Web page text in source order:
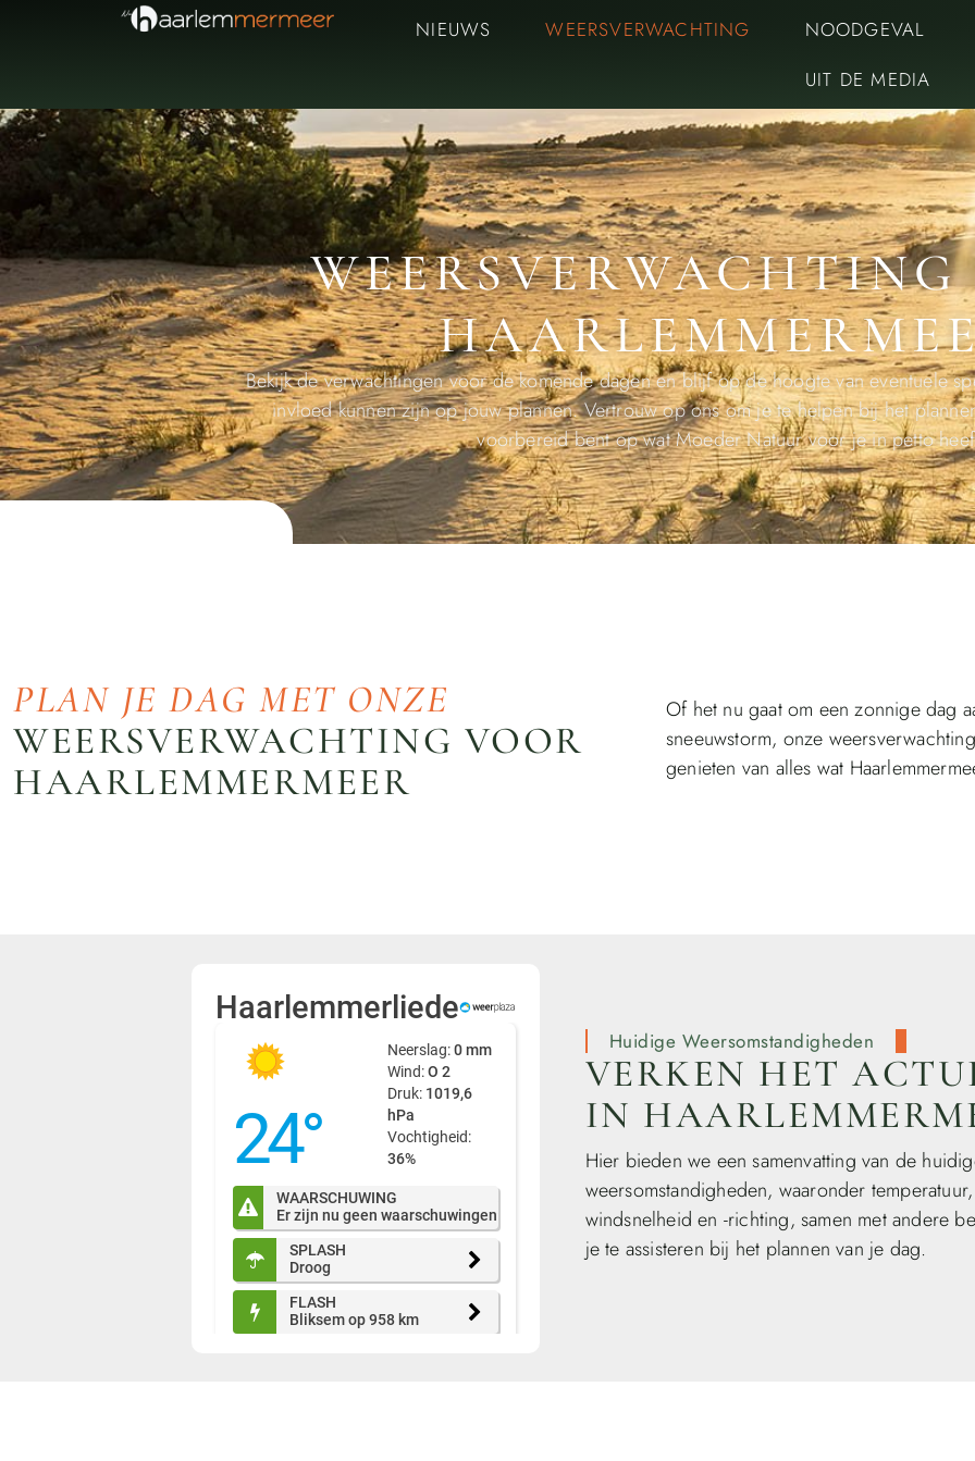
NIEUWS WEERSVERWACHTING
NOODGEVAL
UIT DE MEDIA
Bekijk de verwachtingen voor de komende dagen en blijf op de hoogte van eventuele
invloed kunnen zijn op jouw plannen. Vertrouw op ons om je te helpen bij het
voorbereid bent op wat Moeder Natuur voor je in petto
PLAN JE DAG MET ONZE
WEERSVERWACHTING VOOR
HAARLEMMERMEER
Of het nu gaat om een zonnige dag
sneeuwstorm, onze
genieten van alles wat
Huidige Weersomstandigheden
VERKEN HET
IN
Hier bieden we een samenvatting van de
weersomstandigheden, waaronder
windsnelheid en -richting, samen met andere
je te assisteren bij het plannen van je dag.